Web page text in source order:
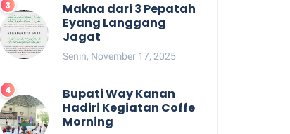
Makna dari 3 Pepatah
Eyang Langgang
Jagat
Senin, November 17, 2025
Bupati Way Kanan
Hadiri Kegiatan Coffe
Morning